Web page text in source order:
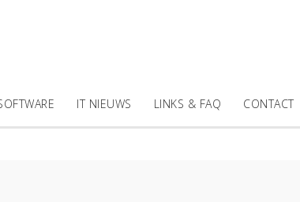
IT NIEUWS LINKS & FAQ CONTACT